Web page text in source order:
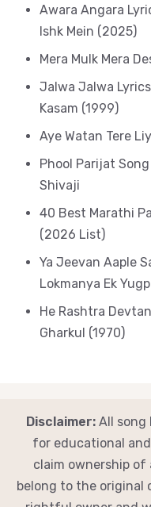
Awara Angara
Ishk Mein (2025)
Mera Mulk Mera
Jalwa Jalwa
Kasam (1999)
Aye Watan Tere
Phool Parijat Song
Shivaji
40 Best Marathi
(2026 List)
Ya Jeevan Aaple
Lokmanya Ek
He Rashtra
Gharkul (1970)
Disclaimer: All song
for educational
claim ownership of
belong to the original